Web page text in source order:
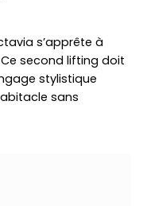
s’apprête à
second lifting doit
stylistique
sans